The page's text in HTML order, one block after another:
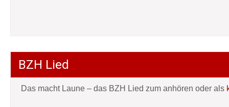
BZH Lied
Das macht Laune – das BZH Lied zum anhören oder als